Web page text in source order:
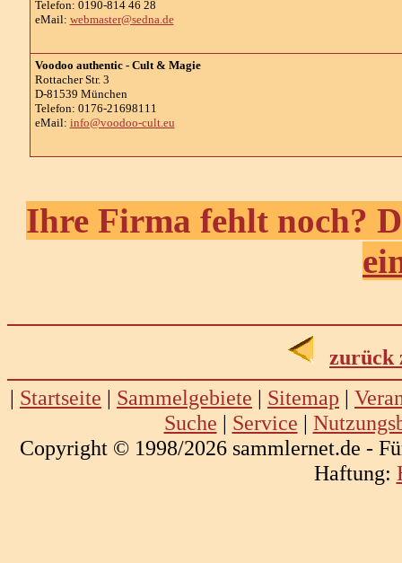
Telefon: 0190-814 46 28
eMail: webmaster@sedna.de
Voodoo authentic - Cult & Magie
Rottacher Str. 3
D-81539 München
Telefon: 0176-21698111
eMail: info@voodoo-cult.eu
Ihre Firma fehlt noch?
zurück
| Startseite | Sammelgebiete | Sitemap |
Suche | Service |
Copyright © 1998/2026 sammlernet.de -
Haftung: